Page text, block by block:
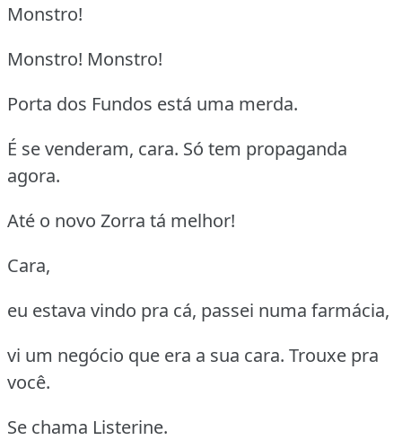
Monstro!
Monstro! Monstro!
Porta dos Fundos está uma merda.
É se venderam, cara. Só tem propaganda
agora.
Até o novo Zorra tá melhor!
Cara,
eu estava vindo pra cá, passei numa farmácia,
vi um negócio que era a sua cara. Trouxe pra
você.
Se chama Listerine.